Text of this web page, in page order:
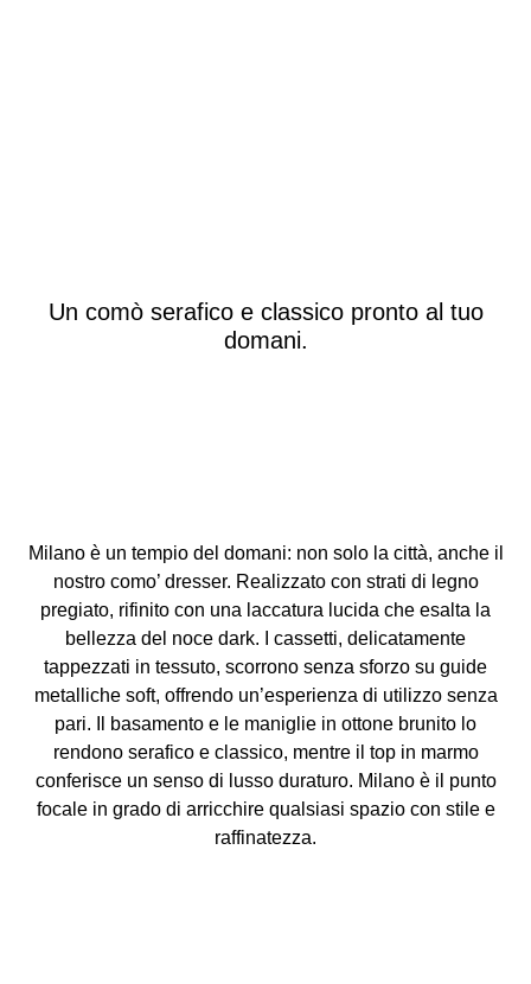
Un comò serafico e classico pronto al tuo
domani.
Milano è un tempio del domani: non solo la città, anche il
nostro como’ dresser. Realizzato con strati di legno
pregiato, rifinito con una laccatura lucida che esalta la
bellezza del noce dark. I cassetti, delicatamente
tappezzati in tessuto, scorrono senza sforzo su guide
metalliche soft, offrendo un’esperienza di utilizzo senza
pari. Il basamento e le maniglie in ottone brunito lo
rendono serafico e classico, mentre il top in marmo
conferisce un senso di lusso duraturo. Milano è il punto
focale in grado di arricchire qualsiasi spazio con stile e
raffinatezza.